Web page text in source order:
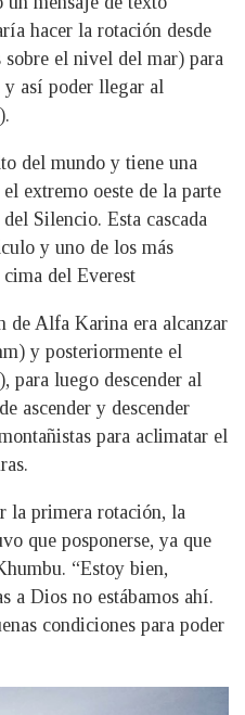
hacer la rotación desde
sobre el nivel del mar) para
y así poder llegar al
del mundo y tiene una
extremo oeste de la parte
Silencio. Esta cascada
y uno de los más
del Everest
de Alfa Karina era alcanzar
y posteriormente el
para luego descender al
ascender y descender
para aclimatar el
la primera rotación, la
que posponerse, ya que
“Estoy bien,
a Dios no estábamos ahí.
condiciones para poder